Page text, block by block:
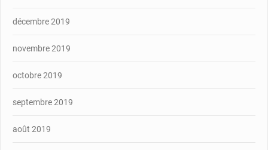
décembre 2019
novembre 2019
octobre 2019
septembre 2019
août 2019